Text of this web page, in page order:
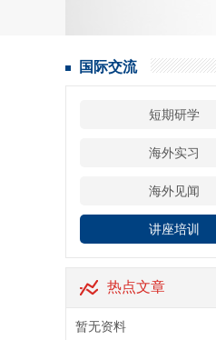
国际交流
短期研学
海外实习
海外见闻
讲座培训
热点文章
暂无资料